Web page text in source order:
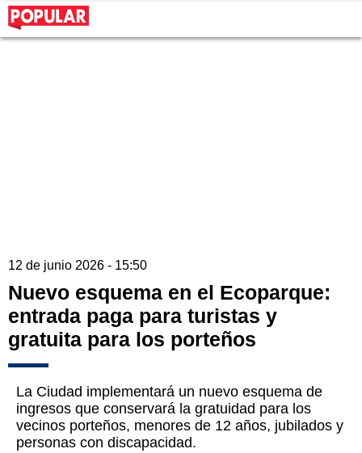
12 de junio 2026 - 15:50
Nuevo esquema en el Ecoparque:
entrada paga para turistas y
gratuita para los porteños
La Ciudad implementará un nuevo esquema de
ingresos que conservará la gratuidad para los
vecinos porteños, menores de 12 años, jubilados y
personas con discapacidad.